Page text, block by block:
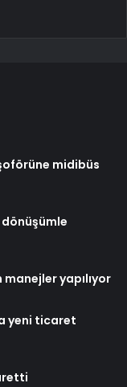
midibüs
dönüşümle
yapılıyor
yeni ticaret